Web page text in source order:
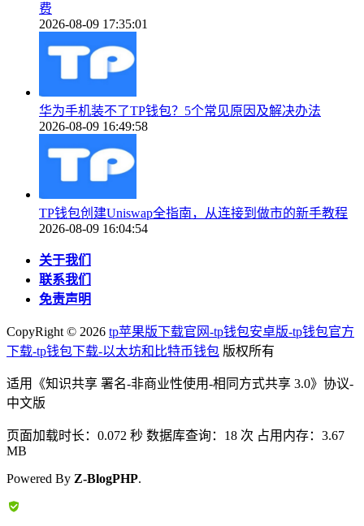
费
2026-08-09 17:35:01
华为手机装不了TP钱包？5个常见原因及解决办法
2026-08-09 16:49:58
TP钱包创建Uniswap全指南，从连接到做市的新手教程
2026-08-09 16:04:54
关于我们
联系我们
免责声明
CopyRight © 2026 tp苹果版下载官网-tp钱包安卓版-tp钱包官方
下载-tp钱包下载-以太坊和比特币钱包 版权所有
适用《知识共享 署名-非商业性使用-相同方式共享 3.0》协议-
中文版
页面加载时长：0.072 秒 数据库查询：18 次 占用内存：3.67
MB
Powered By Z-BlogPHP.